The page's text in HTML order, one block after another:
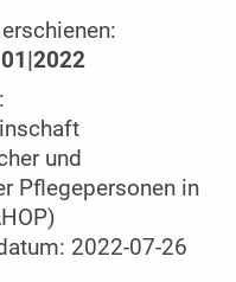
und
Pflegepersonen in
2022-07-26